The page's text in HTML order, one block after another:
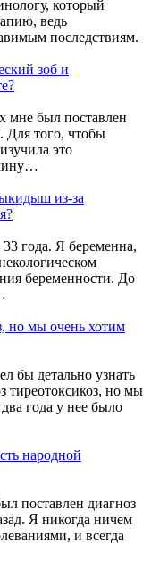
который
ведь
последствиям.
зоб и
мне был поставлен
Для того, чтобы
это
из-за
года. Я беременна,
беременности. До
но мы очень хотим
бы детально узнать
тиреотоксикоз, но мы
года у нее было
народной
поставлен диагноз
Я никогда ничем
и всегда